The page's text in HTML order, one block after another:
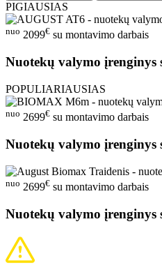
PIGIAUSIAS
nuo 2099€ su montavimo darbais
Nuotekų valymo įrenginys
POPULIARIAUSIAS
nuo 2699€ su montavimo darbais
Nuotekų valymo
nuo 2699€ su montavimo darbais
Nuotekų valymo įrenginys